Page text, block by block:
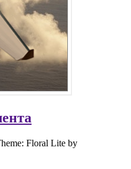
Floral Lite by